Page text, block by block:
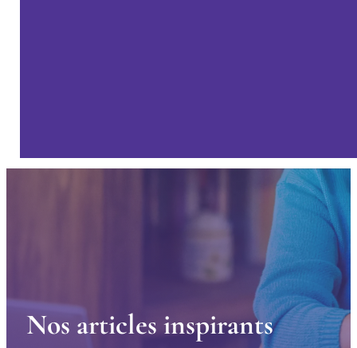
Nos articles inspirants